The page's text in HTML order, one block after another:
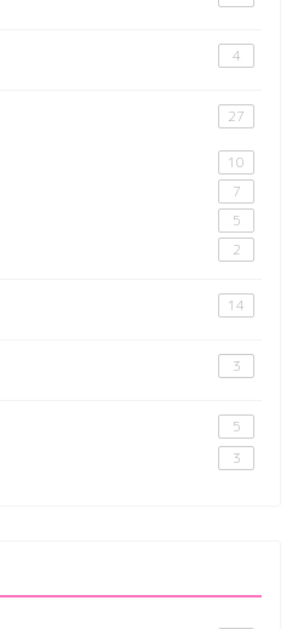
4
27
10
7
5
2
14
3
5
3